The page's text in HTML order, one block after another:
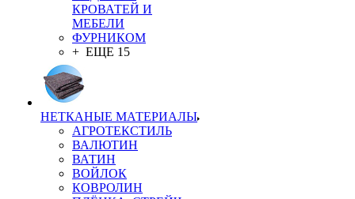
КРОВАТЕЙ И
МЕБЕЛИ
ФУРНИКОМ
+ ЕЩЕ 15
НЕТКАНЫЕ МАТЕРИАЛЫ
АГРОТЕКСТИЛЬ
ВАЛЮТИН
ВАТИН
ВОЙЛОК
КОВРОЛИН